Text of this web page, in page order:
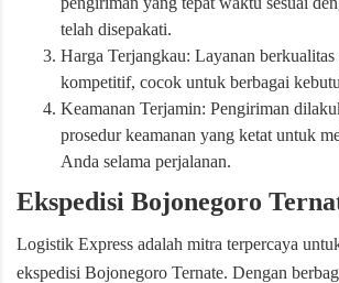
telah disepakati.
Harga Terjangkau: Layanan berkualitas
kompetitif, cocok untuk berbagai
Keamanan Terjamin: Pengiriman
prosedur keamanan yang ketat untuk
Anda selama perjalanan.
Ekspedisi Bojonegoro
Logistik Express adalah mitra terpercaya
ekspedisi Bojonegoro Ternate. Dengan